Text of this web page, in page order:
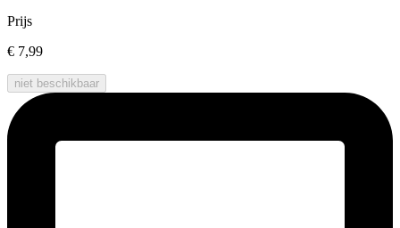
Prijs
€ 7,99
niet beschikbaar